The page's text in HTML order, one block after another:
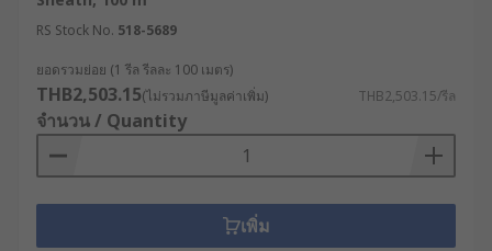
RS Stock No. 518-5689
ยอดรวมย่อย (1 รีล รีลละ 100 เมตร)
THB2,503.15(ไม่รวมภาษีมูลค่าเพิ่ม) THB2,503.15/รีล
จำนวน / Quantity
เพิ่ม